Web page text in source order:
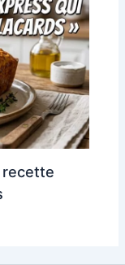
recette